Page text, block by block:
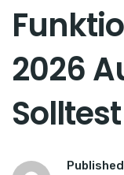
2026
Solltest